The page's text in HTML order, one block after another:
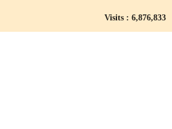
Visits : 6,876,833